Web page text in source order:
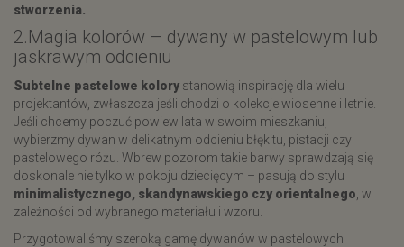
stworzenia.
2.Magia kolorów – dywany w pastelowym lub
jaskrawym odcieniu
Subtelne pastelowe kolory stanowią inspirację dla wielu
projektantów, zwłaszcza jeśli chodzi o kolekcje wiosenne i letnie.
Jeśli chcemy poczuć powiew lata w swoim mieszkaniu,
wybierzmy dywan w delikatnym odcieniu błękitu, pistacji czy
pastelowego różu. Wbrew pozorom takie barwy sprawdzają się
doskonale nie tylko w pokoju dziecięcym – pasują do stylu
minimalistycznego, skandynawskiego czy orientalnego , w
zależności od wybranego materiału i wzoru.
Przygotowaliśmy szeroką gamę dywanów w pastelowych